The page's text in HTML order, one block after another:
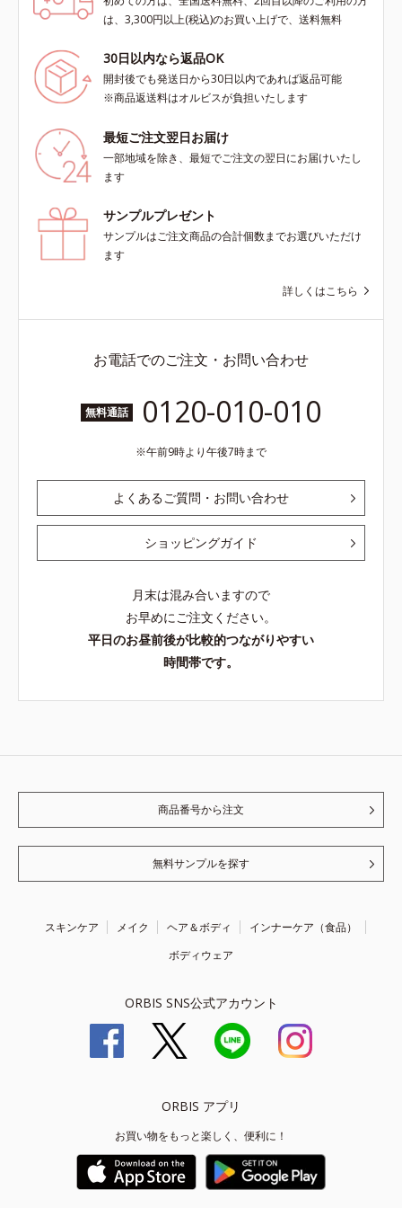
は、3,300円以上(税込)のお買い上げで、送料無料
30日以内なら返品OK
開封後でも発送日から30日以内であれば返品可能
※商品返送料はオルビスが負担いたします
最短ご注文翌日お届け
一部地域を除き、最短でご注文の翌日にお届けいたし
ます
サンプルプレゼント
サンプルはご注文商品の合計個数までお選びいただけ
ます
詳しくはこちら
お電話でのご注文・お問い合わせ
無料通話 0120-010-010
午前9時より午後7時まで
よくあるご質問・お問い合わせ
ショッピングガイド
月末は混み合いますので
お早めにご注文ください。
平日のお昼前後が比較的つながりやすい
時間帯です。
商品番号から注文
無料サンプルを探す
スキンケア メイク ヘア＆ボディ
インナーケア（食品）
ボディウェア
ORBIS SNS公式アカウント
ORBIS アプリ
お買い物をもっと楽しく、便利に！